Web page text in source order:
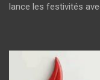
lance les festivités